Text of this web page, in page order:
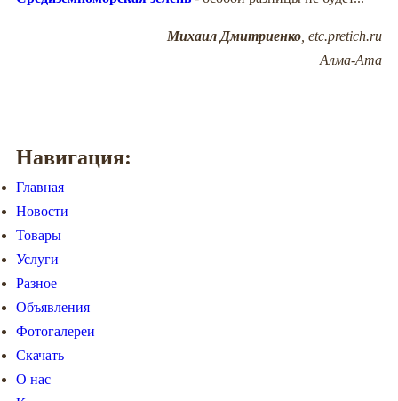
Михаил Дмитриенко, etc.pretich.ru
Алма-Ата
Навигация:
Главная
Новости
Товары
Услуги
Разное
Объявления
Фотогалереи
Скачать
О нас